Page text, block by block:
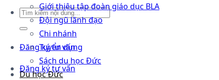
Đăng ký tư vấn
Đăng ký tư vấn
Giới thiệu tập đoàn giáo dục BLA
Đội ngũ lãnh đạo
Chi nhánh
Tuyển dụng
Sách du học Đức
Du học Đức